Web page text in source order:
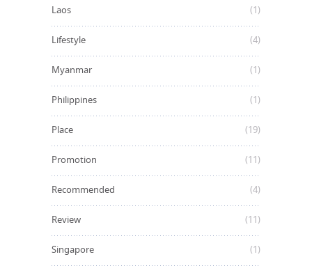
Laos (1)
Lifestyle (4)
Myanmar (1)
Philippines (1)
Place (19)
Promotion (11)
Recommended (4)
Review (11)
Singapore (1)